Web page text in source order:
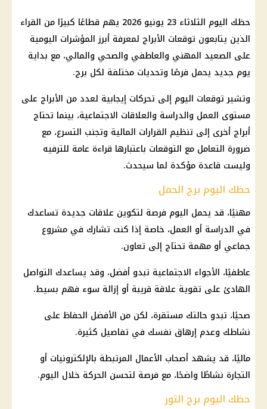
حظك اليوم الثلاثاء 23 يونيو 2026 يهم قطاعًا كبيرًا من القراء
الذين يتابعون توقعات الأبراج لمعرفة أبرز المؤشرات اليومية
على الصعيد المهني والعاطفي والصحي والمالي، مع بداية
يوم جديد يحمل فرصًا وتحديات مختلفة لكل برج.
وتشير توقعات اليوم إلى تحركات إيجابية لعدد من الأبراج على
مستوى العمل والدراسة والعلاقات الاجتماعية، بينما تحتاج
أبراج أخرى إلى تنظيم القرارات المالية وتجنب التسرع، مع
ضرورة التعامل مع التوقعات باعتبارها قراءة عامة للترفيه
وليست قاعدة مؤكدة لما سيحدث.
حظك اليوم برج الحمل
مهنيًا، قد يحمل اليوم فرصة لتكوين علاقات جديدة تساعدك
في الدراسة أو العمل، خاصة إذا كنت تشارك في مشروع
جماعي أو مهمة تحتاج إلى تعاون.
عاطفيًا، الأجواء الاجتماعية تبدو أفضل، وقد يساعدك التواصل
الهادئ على تقوية علاقة قريبة أو إزالة سوء فهم بسيط.
صحيًا، تبدو حالتك مستقرة، لكن من الأفضل الحفاظ على
نشاطك وعدم إرهاق نفسك في تفاصيل كثيرة.
ماليًا، قد يشهد أصحاب الأعمال المرتبطة بالإلكترونيات أو
التجارة نشاطًا واضحًا، مع فرصة لتحسن الحركة خلال اليوم.
حظك اليوم برج الثور